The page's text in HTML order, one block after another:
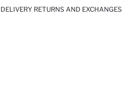
DELIVERY RETURNS AND EXCHANGES